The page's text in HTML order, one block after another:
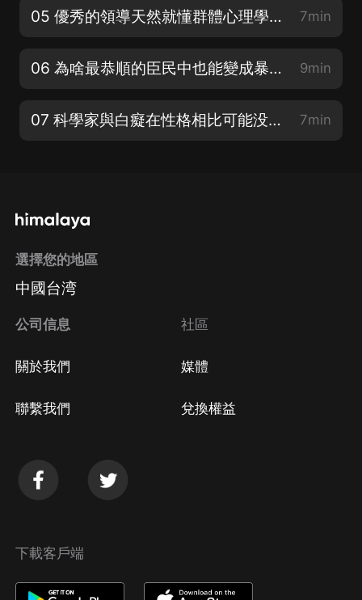
05 優秀的領導天然就懂群體心理學| 《烏合之眾》引言群體的時代（下） 7min
06 為啥最恭順的臣民中也能變成暴徒| 《烏合之眾》群體的普遍特征和群體思維（一） 9min
07 科學家與白癡在性格相比可能没有差别| 《烏合之眾》群體的普遍特征和群體思維（二） 7min
選擇您的地區
中國台湾
公司信息
關於我們
聯繫我們
社區
媒體
兌換權益
下載客戶端